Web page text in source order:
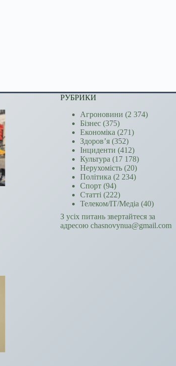
РУБРИКИ
Агроновини (2 374)
Бізнес (375)
Економіка (271)
Здоров’я (352)
Інциденти (412)
Культура (17 178)
Нерухомість (20)
Політика (2 234)
Спорт (94)
Статті (222)
Телеком/ІТ/Медіа (40)
З усіх питань звертайтеся за
адресою chasnovynua@gmail.com